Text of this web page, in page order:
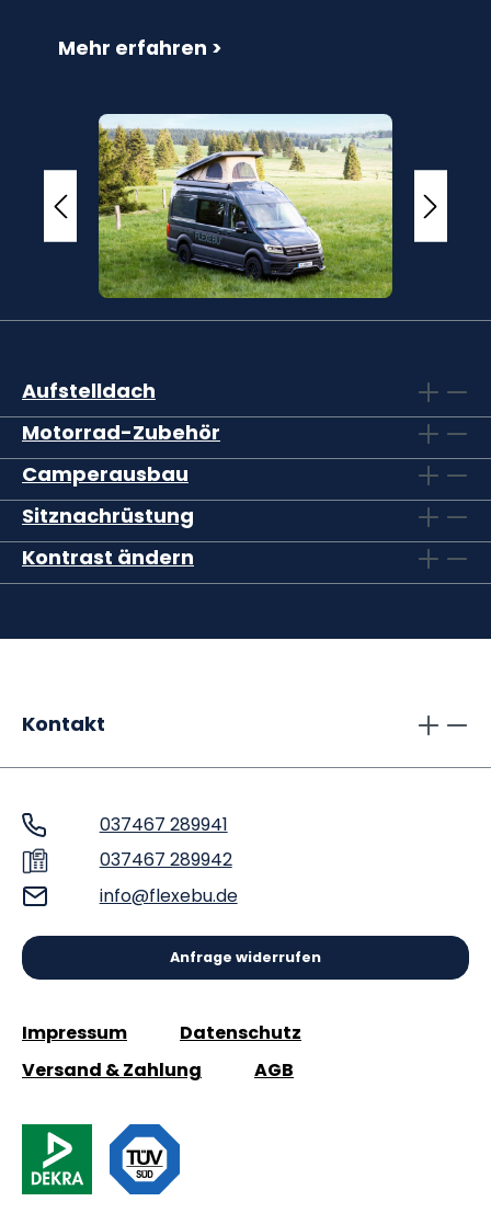
Mehr erfahren >
Bildergalerie überspringen
Aufstelldach
Motorrad-Zubehör
Camperausbau
Sitznachrüstung
Kontrast ändern
Kontakt
037467 289941
037467 289942
info@flexebu.de
Anfrage widerrufen
Impressum
Datenschutz
Versand & Zahlung
AGB